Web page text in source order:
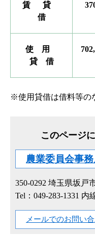
賃 貸
借
使 用
貸 借
※使用貸借は借料等の
このページ
農業委員会事
350-0292 埼玉県坂戸
Tel：049-283-1331 内
メールでのお問い